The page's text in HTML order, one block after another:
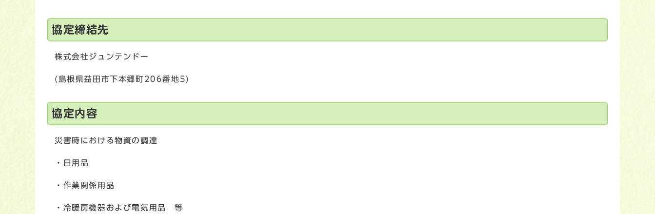
協定締結先
株式会社ジュンテンドー
(島根県益田市下本郷町206番地5)
協定内容
災害時における物資の調達
・日用品
・作業関係用品
・冷暖房機器および電気用品 等